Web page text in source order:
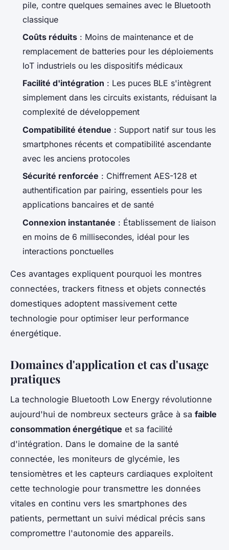
pile, contre quelques semaines avec le Bluetooth
classique
Coûts réduits : Moins de maintenance et de
remplacement de batteries pour les déploiements
IoT industriels ou les dispositifs médicaux
Facilité d'intégration : Les puces BLE s'intègrent
simplement dans les circuits existants, réduisant la
complexité de développement
Compatibilité étendue : Support natif sur tous les
smartphones récents et compatibilité ascendante
avec les anciens protocoles
Sécurité renforcée : Chiffrement AES-128 et
authentification par pairing, essentiels pour les
applications bancaires et de santé
Connexion instantanée : Établissement de liaison
en moins de 6 millisecondes, idéal pour les
interactions ponctuelles
Ces avantages expliquent pourquoi les montres
connectées, trackers fitness et objets connectés
domestiques adoptent massivement cette
technologie pour optimiser leur performance
énergétique.
Domaines d'application et cas d'usage
pratiques
La technologie Bluetooth Low Energy révolutionne
aujourd'hui de nombreux secteurs grâce à sa faible
consommation énergétique et sa facilité
d'intégration. Dans le domaine de la santé
connectée, les moniteurs de glycémie, les
tensiomètres et les capteurs cardiaques exploitent
cette technologie pour transmettre les données
vitales en continu vers les smartphones des
patients, permettant un suivi médical précis sans
compromettre l'autonomie des appareils.